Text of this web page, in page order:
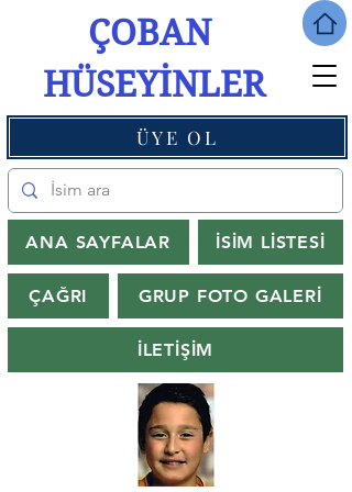
ÇOBAN
HÜSEYİNLER
ANA SAYFALAR İSİM LİSTESİ
ÇAĞRI GRUP FOTO GALERİ
İLETİŞİM
ÜYE OL